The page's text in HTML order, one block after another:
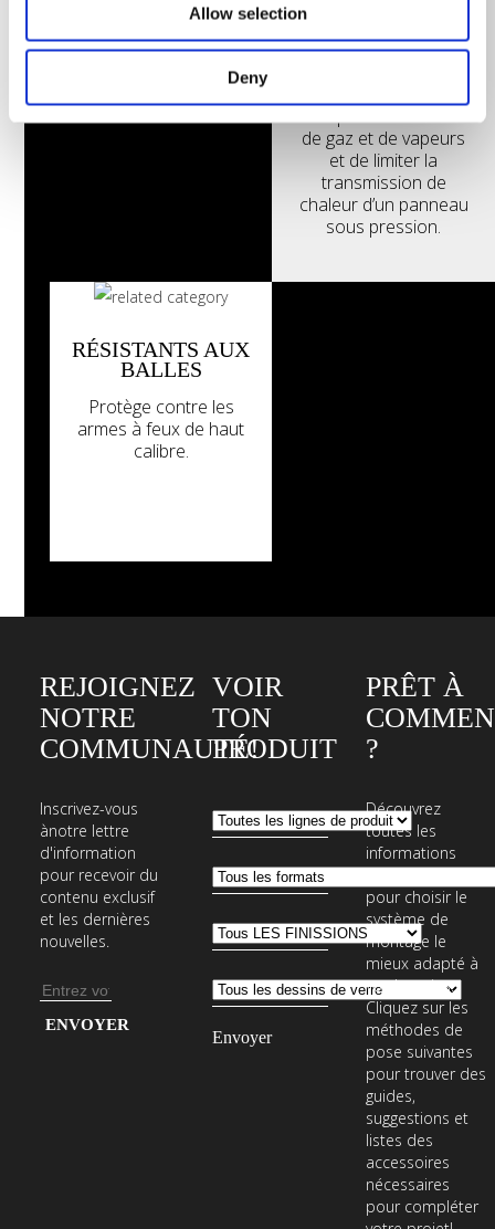
Allow selection
Deny
RÉSISTANTS AU
FEU
de gaz et de vapeurs
et de limiter la
transmission de
chaleur d’un panneau
sous pression.
RÉSISTANTS AUX
BALLES
Protège contre les
armes à feux de haut
calibre.
REJOIGNEZ
NOTRE
COMMUNAUTÉ!
Inscrivez-vous
ànotre lettre
d'information
pour recevoir du
contenu exclusif
et les dernières
nouvelles.
Adresse
e-
Entrez
VOIR
TON
PRODUIT
PRÊT À
?
Découvrez
toutes les
informations
nécessaires
pour choisir le
système de
montage le
mieux adapté à
vos besoins.
Cliquez sur les
méthodes de
pose suivantes
pour trouver des
guides,
suggestions et
listes des
accessoires
nécessaires
pour compléter